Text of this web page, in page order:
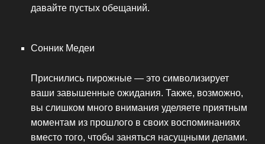
давайте пустых обещаний.
Сонник Медеи
Приснились пирожные — это символизирует
ваши завышенные ожидания. Также, возможно,
вы слишком много внимания уделяете приятным
моментам из прошлого в своих воспоминаниях
вместо того, чтобы заняться насущными делами.